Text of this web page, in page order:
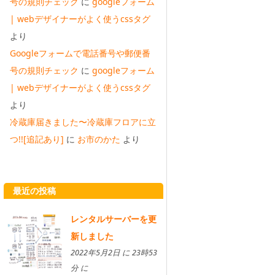
| webデザイナーがよく使うcssタグ
より
Googleフォームで電話番号や郵便番
号の規則チェック に googleフォーム
| webデザイナーがよく使うcssタグ
より
冷蔵庫届きました〜冷蔵庫フロアに立
つ!![追記あり] に お市のかた より
最近の投稿
レンタルサーバーを更
新しました
2022年5月2日 に 23時53
分 に